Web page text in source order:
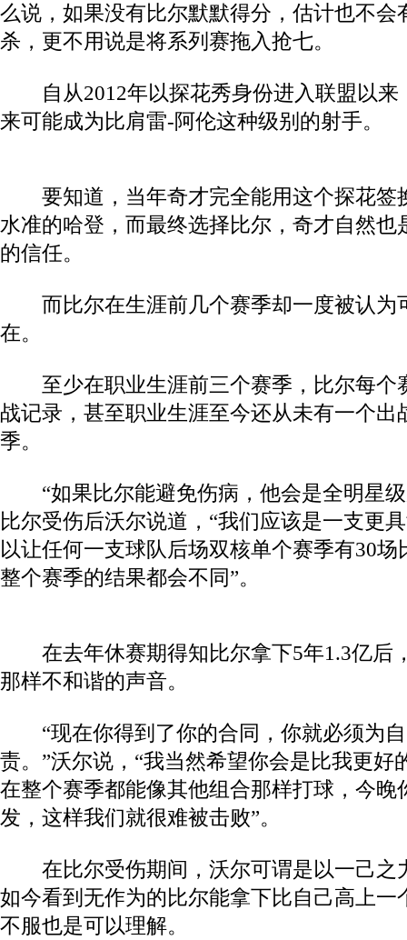
么说，如果没有比尔默默得分，估计也不会
杀，更不用说是将系列赛拖入抢七。
自从2012年以探花秀身份进入联盟以来
来可能成为比肩雷-阿伦这种级别的射手。
要知道，当年奇才完全能用这个探花签
水准的哈登，而最终选择比尔，奇才自然也
的信任。
而比尔在生涯前几个赛季却一度被认为
在。
至少在职业生涯前三个赛季，比尔每个
战记录，甚至职业生涯至今还从未有一个出
季。
“如果比尔能避免伤病，他会是全明星级
比尔受伤后沃尔说道，“我们应该是一支更
以让任何一支球队后场双核单个赛季有30
整个赛季的结果都会不同”。
在去年休赛期得知比尔拿下5年1.3亿后
那样不和谐的声音。
“现在你得到了你的合同，你就必须为自
责。”沃尔说，“我当然希望你会是比我更好
在整个赛季都能像其他组合那样打球，今晚
发，这样我们就很难被击败”。
在比尔受伤期间，沃尔可谓是以一己之
如今看到无作为的比尔能拿下比自己高上一
不服也是可以理解。